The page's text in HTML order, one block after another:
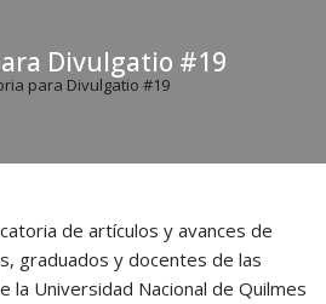
Divulgatio #19
para Divulgatio #19
de artículos y avances de
graduados y docentes de las
la Universidad Nacional de Quilmes